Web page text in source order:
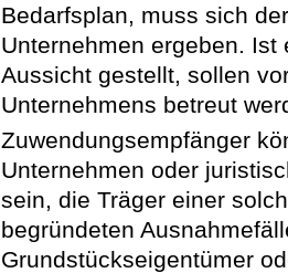
Bedarfsplan, muss sich
Unternehmen ergeben.
Aussicht gestellt, sollen
Unternehmens betreut
Zuwendungsempfänger
Unternehmen oder
sein, die Träger einer
begründeten
Grundstückseigentümer